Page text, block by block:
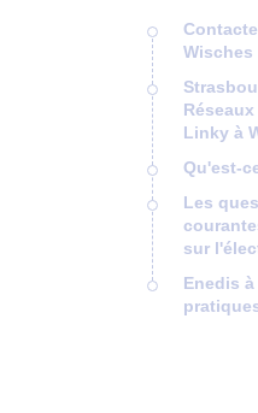
Wisches
Linky à
Qu'est-
Les
sur
Enedis